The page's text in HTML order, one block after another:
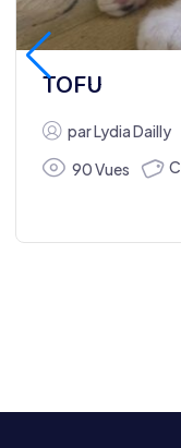
TOFU
parLydia Dailly
90 Vues